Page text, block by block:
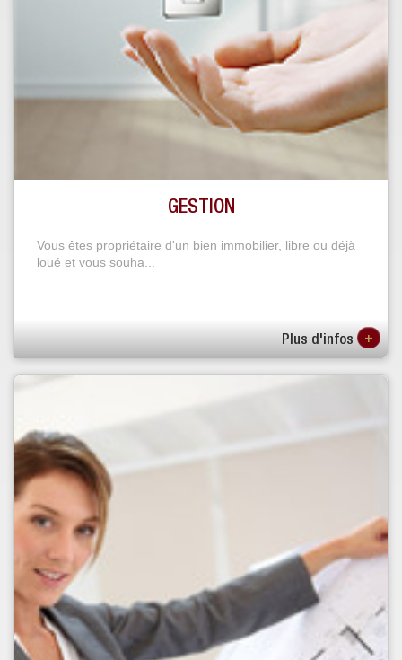
GESTION
Vous êtes propriétaire d'un bien immobilier, libre ou déjà
loué et vous souha...
Plus d'infos +